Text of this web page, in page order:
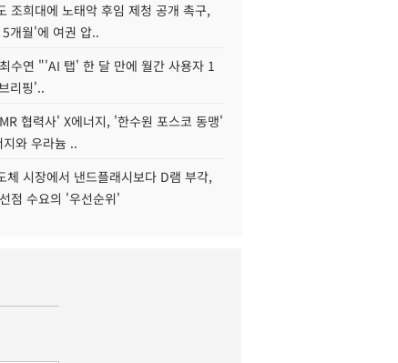
조희대에 노태악 후임 제청 공개 촉구,
개월'에 여권 압..
수연 "'AI 탭' 한 달 만에 월간 사용자 1
리핑'..
협력사' X에너지, '한수원 포스코 동맹'
와 우라늄 ..
체 시장에서 낸드플래시보다 D램 부각,
점 수요의 '우선순위'